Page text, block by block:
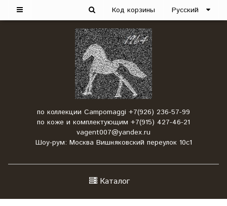
Русский
Код корзины
по коллекции Campomaggi +7(926) 236-57-99
по коже и комплектующим +7(915) 427-46-21
vagent007@yandex.ru
Шоу-рум: Москва Вишняковский переулок 10с1
Каталог